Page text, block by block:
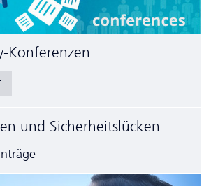
Konferenzen
und Sicherheitslücken